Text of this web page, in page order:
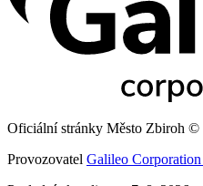
Oficiální stránky Město Zbiroh ©
Provozovatel Galileo Corporation